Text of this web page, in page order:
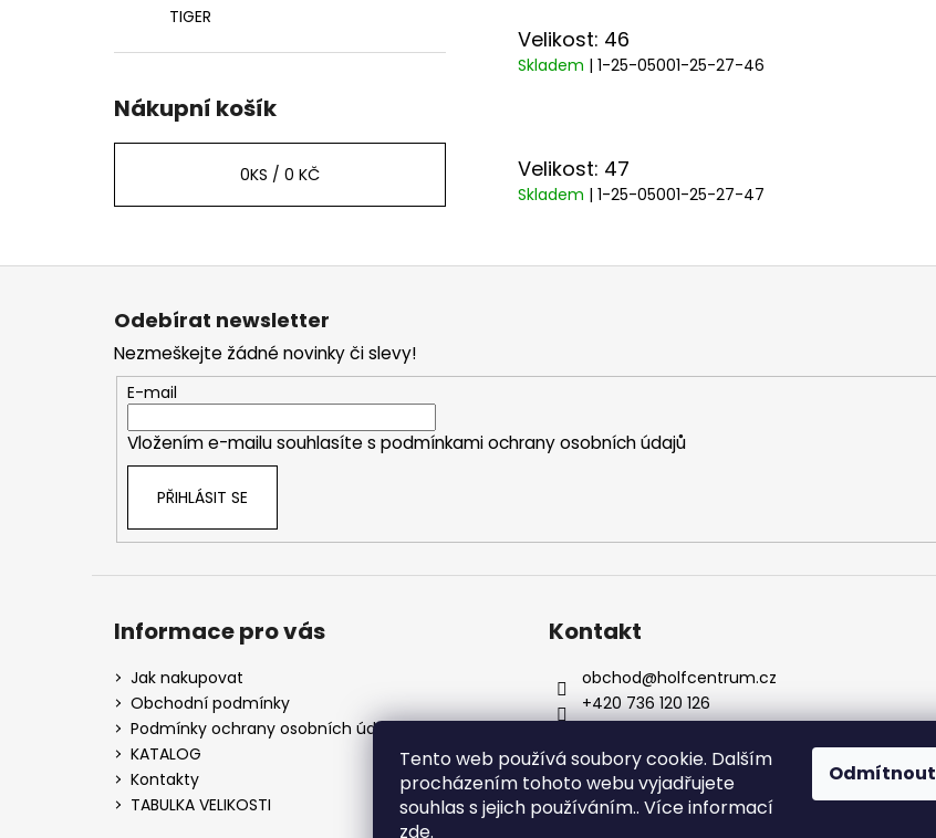
Tento web používá soubory cookie. Dalším
procházením tohoto webu vyjadřujete
souhlas s jejich používáním.. Více informací
zde.
Odmítnout
TIGER
Nákupní košík
0KS / 0 KČ
Velikost: 46
Skladem | 1-25-05001-25-27-46
Velikost: 47
Skladem | 1-25-05001-25-27-47
Odebírat newsletter
Nezmeškejte žádné novinky či slevy!
E-mail
Vložením e-mailu souhlasíte s podmínkami ochrany osobních údajů
PŘIHLÁSIT SE
Informace pro vás
Jak nakupovat
Obchodní podmínky
Podmínky ochrany osobních údajů
KATALOG
Kontakty
TABULKA VELIKOSTI
Kontakt
obchod@holfcentrum.cz
+420 736 120 126
+420 736 120 126
Sledujte nás na Facebooku !
holfcentrumsro